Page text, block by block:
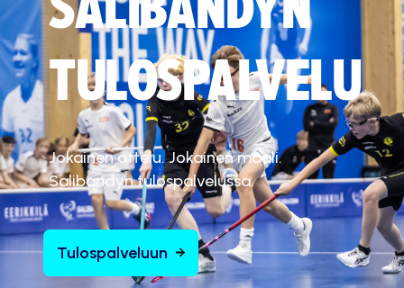
TULOSPALVELU
Jokainen ottelu. Jokainen maali.
Salibandyn tulospalvelussa.
Tulospalveluun